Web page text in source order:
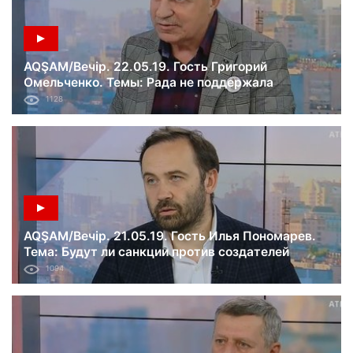
AQŞAM/Вечір. 22.05.19. Гость Григорий
Омельченко. Темы: Рада не поддержала
изменения в закон о выборах; кадровые
сюрпризы от нового президента.
1128
AQŞAM/Вечір. 21.05.19. Гость Илья Пономарев.
Тема: Будут ли санкции против создателей
«Северного потока-2»?
1094